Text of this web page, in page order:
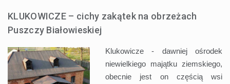
KLUKOWICZE – cichy zakątek na obrzeżach
Puszczy Białowieskiej
Klukowicze - dawniej ośrodek
niewielkiego majątku ziemskiego,
obecnie jest on częścią wsi